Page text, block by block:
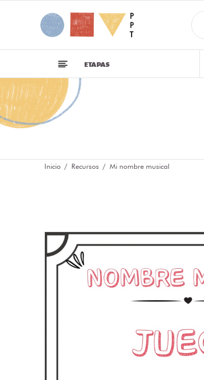
ETAPAS
Inicio Recursos Mi nombre musical